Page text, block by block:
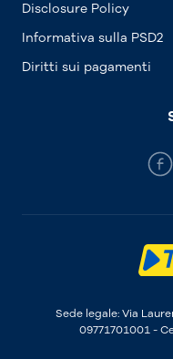
Disclosure Policy
Informativa sulla PSD2
Diritti sui pagamenti
Sede legale: Via
09771701001 -